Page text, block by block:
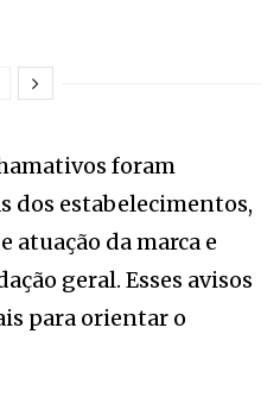
foram
dos estabelecimentos,
atuação da marca e
geral. Esses avisos
para orientar o